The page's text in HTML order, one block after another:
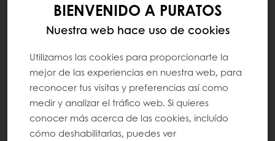
BIENVENIDO A PURATOS
Nuestra web hace uso de cookies
Utilizamos las cookies para proporcionarte la
mejor de las experiencias en nuestra web, para
reconocer tus visitas y preferencias así como
medir y analizar el tráfico web. Si quieres
conocer más acerca de las cookies, incluído
cómo deshabilitarlas, puedes ver